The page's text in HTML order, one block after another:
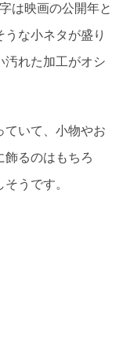
は映画の公開年と
な小ネタが盛り
汚れた加工がオシ
ていて、小物やお
飾るのはもちろ
うです。